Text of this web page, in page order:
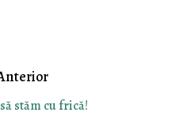
stăm cu frică!